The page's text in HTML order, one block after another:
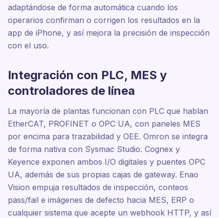
adaptándose de forma automática cuando los
operarios confirman o corrigen los resultados en la
app de iPhone, y así mejora la precisión de inspección
con el uso.
Integración con PLC, MES y
controladores de línea
La mayoría de plantas funcionan con PLC que hablan
EtherCAT, PROFINET o OPC UA, con paneles MES
por encima para trazabilidad y OEE. Omron se integra
de forma nativa con Sysmac Studio. Cognex y
Keyence exponen ambos I/O digitales y puentes OPC
UA, además de sus propias cajas de gateway. Enao
Vision empuja resultados de inspección, conteos
pass/fail e imágenes de defecto hacia MES, ERP o
cualquier sistema que acepte un webhook HTTP, y así